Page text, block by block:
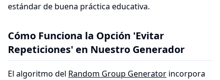
estándar de buena práctica educativa.
Cómo Funciona la Opción 'Evitar
Repeticiones' en Nuestro Generador
El algoritmo del Random Group Generator incorpora